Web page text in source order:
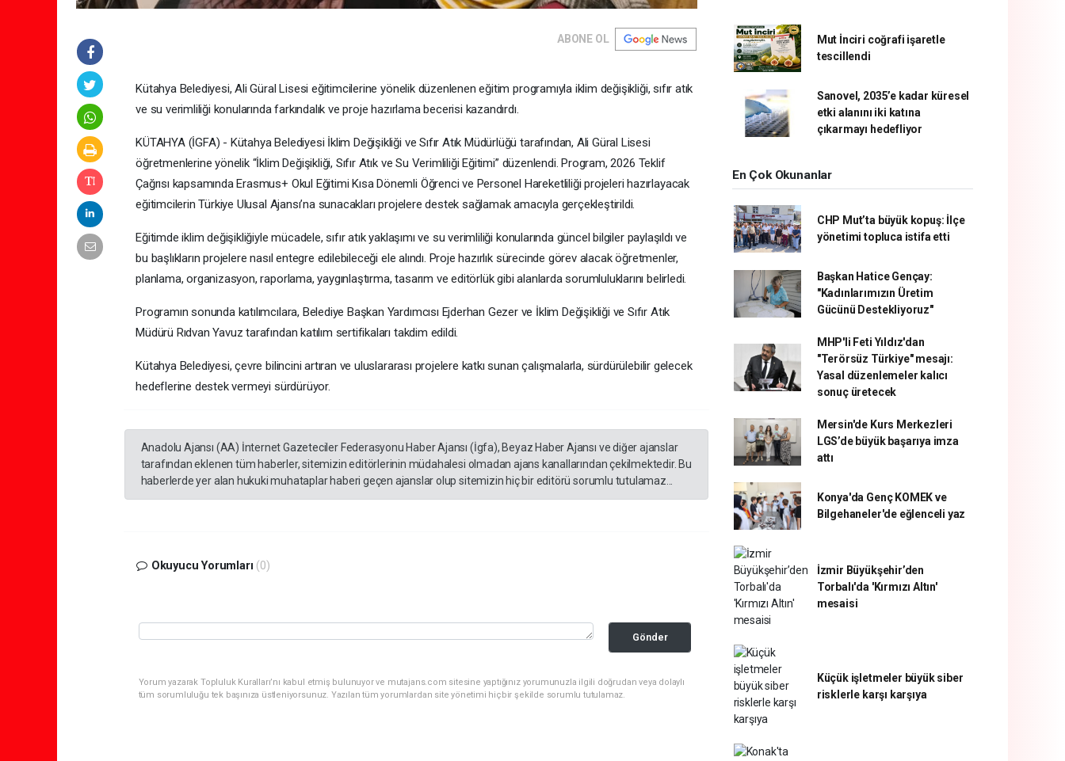
ABONE OL
Kütahya Belediyesi, Ali Güral Lisesi eğitimcilerine yönelik düzenlenen eğitim programıyla iklim değişikliği, sıfır atık
ve su verimliliği konularında farkındalık ve proje hazırlama becerisi kazandırdı.
KÜTAHYA (İGFA) - Kütahya Belediyesi İklim Değişikliği ve Sıfır Atık Müdürlüğü tarafından, Ali Güral Lisesi
öğretmenlerine yönelik “İklim Değişikliği, Sıfır Atık ve Su Verimliliği Eğitimi” düzenlendi. Program, 2026 Teklif
Çağrısı kapsamında Erasmus+ Okul Eğitimi Kısa Dönemli Öğrenci ve Personel Hareketliliği projeleri hazırlayacak
eğitimcilerin Türkiye Ulusal Ajansı’na sunacakları projelere destek sağlamak amacıyla gerçekleştirildi.
Eğitimde iklim değişikliğiyle mücadele, sıfır atık yaklaşımı ve su verimliliği konularında güncel bilgiler paylaşıldı ve
bu başlıkların projelere nasıl entegre edilebileceği ele alındı. Proje hazırlık sürecinde görev alacak öğretmenler,
planlama, organizasyon, raporlama, yaygınlaştırma, tasarım ve editörlük gibi alanlarda sorumluluklarını belirledi.
Programın sonunda katılımcılara, Belediye Başkan Yardımcısı Ejderhan Gezer ve İklim Değişikliği ve Sıfır Atık
Müdürü Rıdvan Yavuz tarafından katılım sertifikaları takdim edildi.
Kütahya Belediyesi, çevre bilincini artıran ve uluslararası projelere katkı sunan çalışmalarla, sürdürülebilir gelecek
hedeflerine destek vermeyi sürdürüyor.
Anadolu Ajansı (AA) İnternet Gazeteciler Federasyonu Haber Ajansı (İgfa), Beyaz Haber Ajansı ve diğer ajanslar
tarafından eklenen tüm haberler, sitemizin editörlerinin müdahalesi olmadan ajans kanallarından çekilmektedir. Bu
haberlerde yer alan hukuki muhataplar haberi geçen ajanslar olup sitemizin hiç bir editörü sorumlu tutulamaz...
Okuyucu Yorumları (0)
Gönder
Yorum yazarak Topluluk Kuralları’nı kabul etmiş bulunuyor ve mutajans.com sitesine yaptığınız yorumunuzla ilgili doğrudan veya dolaylı
tüm sorumluluğu tek başınıza üstleniyorsunuz. Yazılan tüm yorumlardan site yönetimi hiçbir şekilde sorumlu tutulamaz.
Mut İnciri coğrafi işaretle
tescillendi
Sanovel, 2035’e kadar küresel
etki alanını iki katına
çıkarmayı hedefliyor
En Çok Okunanlar
CHP Mut’ta büyük kopuş: İlçe
yönetimi topluca istifa etti
Başkan Hatice Gençay:
"Kadınlarımızın Üretim
Gücünü Destekliyoruz"
MHP'li Feti Yıldız'dan
"Terörsüz Türkiye" mesajı:
Yasal düzenlemeler kalıcı
sonuç üretecek
Mersin'de Kurs Merkezleri
LGS’de büyük başarıya imza
attı
Konya'da Genç KOMEK ve
Bilgehaneler'de eğlenceli yaz
İzmir Büyükşehir’den
Torbalı'da 'Kırmızı Altın'
mesaisi
Küçük işletmeler büyük siber
risklerle karşı karşıya